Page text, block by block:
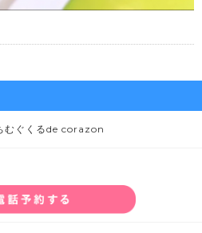
むぐくるde corazon